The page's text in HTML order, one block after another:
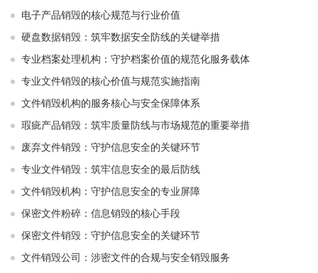
电子产品销毁的核心规范与行业价值
硬盘数据销毁：筑牢数据安全防线的关键举措
专业档案处理机构：守护档案价值的规范化服务载体
专业文件销毁的核心价值与规范实施指南
文件销毁机构的服务核心与安全保障体系
瑕疵产品销毁：筑牢质量防线与市场规范的重要举措
废弃文件销毁：守护信息安全的关键环节
专业文件销毁：筑牢信息安全的最后防线
文件销毁机构：守护信息安全的专业屏障
保密文件粉碎：信息销毁的核心手段
保密文件销毁：守护信息安全的关键环节
文件销毁公司：涉密文件的合规与安全销毁服务